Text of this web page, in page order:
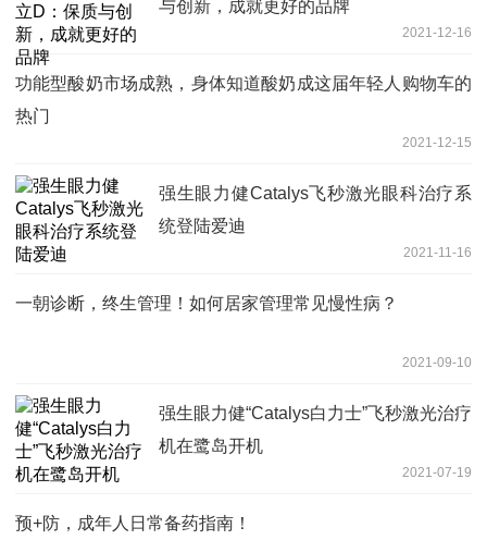
与创新，成就更好的品牌
2021-12-16
功能型酸奶市场成熟，身体知道酸奶成这届年轻人购物车的
热门
2021-12-15
强生眼力健Catalys飞秒激光眼科治疗系
统登陆爱迪
2021-11-16
一朝诊断，终生管理！如何居家管理常见慢性病？
2021-09-10
强生眼力健“Catalys白力士”飞秒激光治疗
机在鹭岛开机
2021-07-19
预+防，成年人日常备药指南！